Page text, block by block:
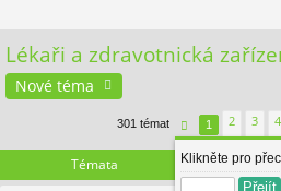
Lékaři a zdravotnická
Nové téma
301 témat
Stránka1z7
Klikněte pro
1 2 3 4
Témata